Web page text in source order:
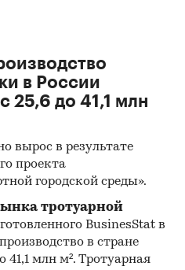
в России
25,6 до 41,1 млн
вырос в результате
проекта
городской среды».
тротуарной
BusinesStat в
в стране
41,1 млн м². Тротуарная